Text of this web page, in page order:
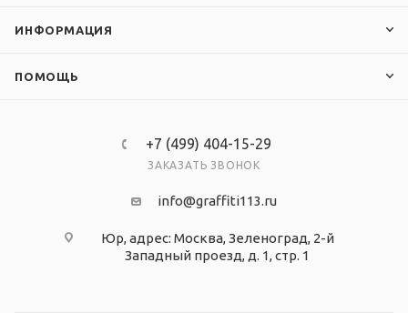
ИНФОРМАЦИЯ
ПОМОЩЬ
+7 (499) 404-15-29
ЗАКАЗАТЬ ЗВОНОК
info@graffiti113.ru
Юр, адрес: Москва, Зеленоград, 2-й
Западный проезд, д. 1, стр. 1